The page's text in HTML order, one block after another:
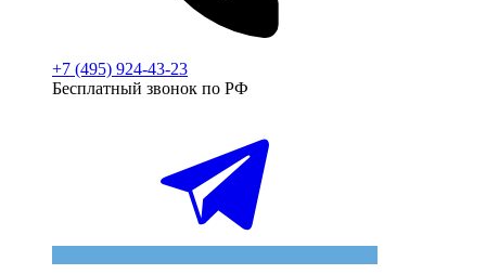
+7 (495) 924-43-23
Бесплатный звонок по РФ